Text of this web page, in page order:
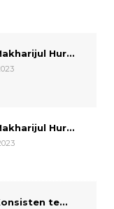
Hur...
Hur...
te...